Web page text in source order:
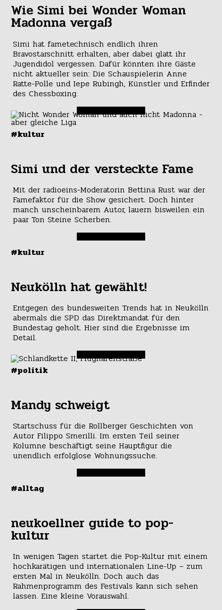
Wie Simi bei Wonder Woman
Madonna vergaß
Simi hat fametechnisch endlich ihren
Bravostarschnitt erhalten, aber dabei glatt ihr
Jugendidol vergessen. Dafür könnten ihre Gäste
nicht aktueller sein: Die Schauspielerin Anne
Ratte-Polle und Iepe Rubingh, Künstler und Erfinder
des Chessboxing.
#kultur
Simi und der versteckte Fame
Mit der radioeins-Moderatorin Bettina Rust war der
Famefaktor für die Show gesichert. Doch hinter
manch unscheinbarem Autor, lauern bisweilen ein
paar Ton Steine Scherben.
#kultur
Neukölln hat gewählt!
Entgegen des bundesweiten Trends hat in Neukölln
abermals die SPD das Direktmandat für den
Bundestag geholt. Hier sind die Ergebnisse im
Detail.
#politik
Mandy schweigt
Startschuss für die Rollberger Geschichten von
Autor Filippo Smerilli. Im ersten Teil seiner
Kolumne beschäftigt seine Hauptfigur die
unendlich erfolglose Wohnungssuche.
#alltag
neukoellner guide to pop-
kultur
In wenigen Tagen startet die Pop-Kultur mit einem
hochkarätigen und internationalen Line-Up – zum
ersten Mal in Neukölln. Doch auch das
Rahmenprogramm des Festivals kann sich sehen
lassen. Eine kleine Vorauswahl.